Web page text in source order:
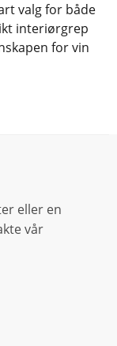
valg for både
interiørgrep
for vin
eller en
vår